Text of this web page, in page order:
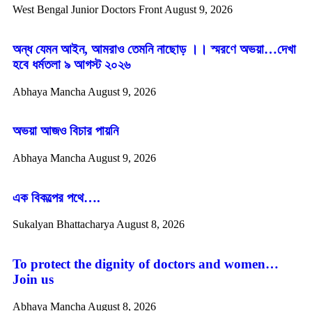
West Bengal Junior Doctors Front August 9, 2026
অন্ধ যেমন আইন, আমরাও তেমনি নাছোড় ।। স্মরণে অভয়া…দেখা
হবে ধর্মতলা ৯ আগস্ট ২০২৬
Abhaya Mancha August 9, 2026
অভয়া আজও বিচার পায়নি
Abhaya Mancha August 9, 2026
এক বিকল্পের পথে….
Sukalyan BhattacharyaAugust 8, 2026
To protect the dignity of doctors and women…
Join us
Abhaya Mancha August 8, 2026